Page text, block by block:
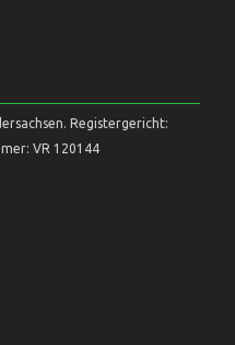
Registergericht:
VR 120144